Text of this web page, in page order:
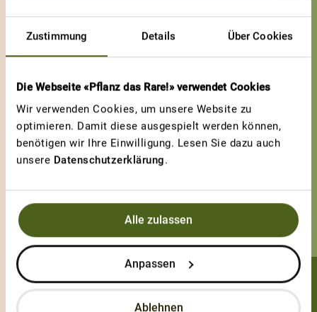
Zustimmung Details Über Cookies
Die Webseite «Pflanz das Rare!» verwendet Cookies
Wir verwenden Cookies, um unsere Website zu
optimieren. Damit diese ausgespielt werden können,
benötigen wir Ihre Einwilligung. Lesen Sie dazu auch
unsere Datenschutzerklärung.
Alle zulassen
Anpassen
Ablehnen
Super für soucen
Lisle_02